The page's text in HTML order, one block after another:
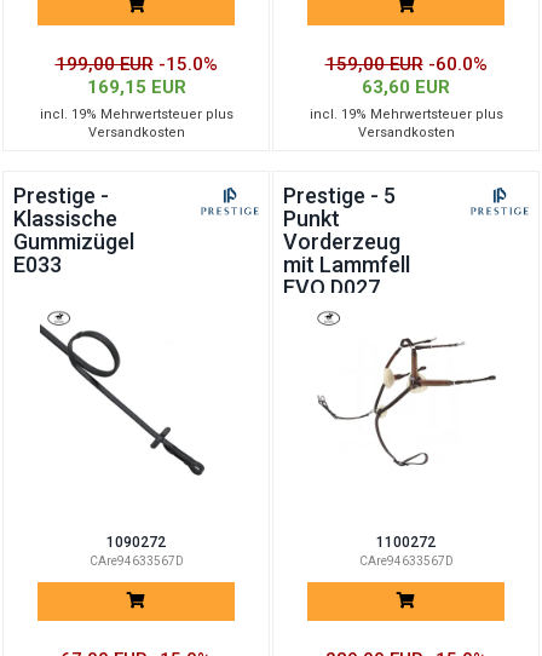
199,00 EUR -15.0%
169,15 EUR
incl. 19% Mehrwertsteuer plus
Versandkosten
159,00 EUR -60.0%
63,60 EUR
incl. 19% Mehrwertsteuer plus
Versandkosten
Prestige -
Klassische
Gummizügel
E033
1090272
CAre94633567D
Prestige - 5
Punkt
Vorderzeug
mit Lammfell
EVO D027
1100272
CAre94633567D